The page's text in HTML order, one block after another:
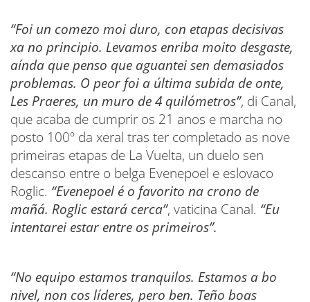
“Foi un comezo moi duro, con etapas decisivas
xa no principio. Levamos enriba moito desgaste,
aínda que penso que aguantei sen demasiados
problemas. O peor foi a última subida de onte,
Les Praeres, un muro de 4 quilómetros”, di Canal,
que acaba de cumprir os 21 anos e marcha no
posto 100º da xeral tras ter completado as nove
primeiras etapas de La Vuelta, un duelo sen
descanso entre o belga Evenepoel e eslovaco
Roglic. “Evenepoel é o favorito na crono de
mañá. Roglic estará cerca”, vaticina Canal. “Eu
intentarei estar entre os primeiros”.
“No equipo estamos tranquilos. Estamos a bo
nivel, non cos líderes, pero ben. Teño boas